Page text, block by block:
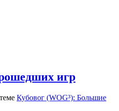
игр
Кубовог (WOG³): Большие